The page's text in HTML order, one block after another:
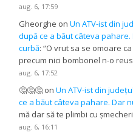
aug. 6, 17:59
Gheorghe onUn ATV-ist din
după ce a băut câteva
curbă: “O vrut sa se omoare
precum nici bombonel n-o
aug. 6, 17:52
🤔🤔🤔 onUn ATV-ist din
ce a băut câteva pahare. Dar
mă dar să te plimbi cu
aug. 6, 16:11